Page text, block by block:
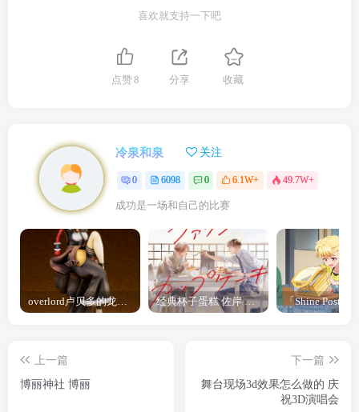
喜欢就支持一下吧
点赞8 分享 收藏
冷泉和泉 关注
0 6098 0 6.1W+ 49.7W+
成功是一场和自己的比赛
overlord卢贝多的龙王谁厉害 「Overlord」露普斯蕾琪娜·贝塔手办开订 经典杯子蛋糕 佐岸 漫画「经典杯子蛋糕」宣布真人日剧化
上一篇
博丽神社 博丽
下一篇
舞台现场3d效果怎么做的 庆
祝3D演唱会